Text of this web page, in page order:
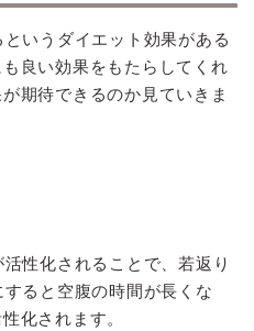
いうダイエット効果がある
良い効果をもたらしてくれ
期待できるのか見ていきま
性化されることで、若返り
ると空腹の時間が長くな
化されます。